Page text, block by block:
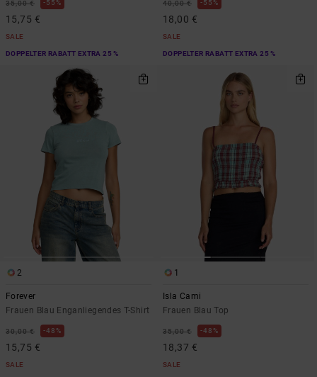
35,00 € 55%
15,75 €
SALE
DOPPELTER RABATT EXTRA 25 %
40,00 € 55%
18,00 €
SALE
DOPPELTER RABATT EXTRA 25 %
2
Forever
Frauen Blau Enganliegendes T-Shirt
30,00 € 48%
15,75 €
SALE
1
Isla Cami
Frauen Blau Top
35,00 € 48%
18,37 €
SALE